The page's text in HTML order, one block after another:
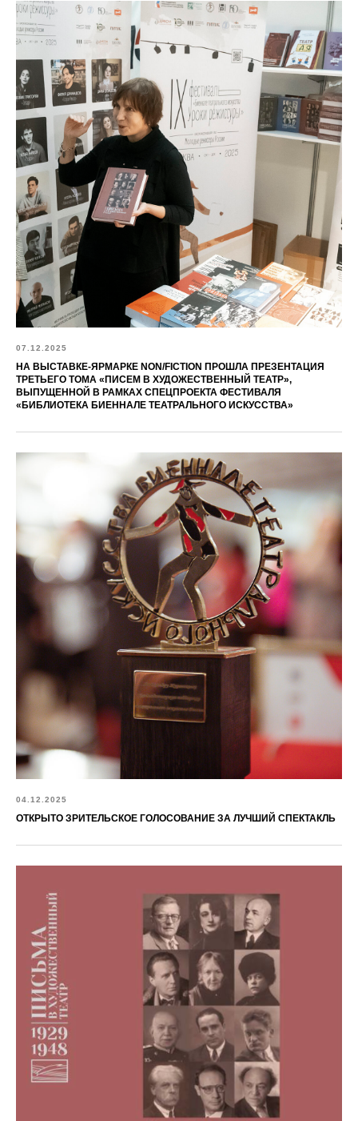
07.12.2025
НА ВЫСТАВКЕ-ЯРМАРКЕ NON/FICTION ПРОШЛА ПРЕЗЕНТАЦИЯ
ТРЕТЬЕГО ТОМА «ПИСЕМ В ХУДОЖЕСТВЕННЫЙ ТЕАТР»,
ВЫПУЩЕННОЙ В РАМКАХ СПЕЦПРОЕКТА ФЕСТИВАЛЯ
«БИБЛИОТЕКА БИЕННАЛЕ ТЕАТРАЛЬНОГО ИСКУССТВА»
04.12.2025
ОТКРЫТО ЗРИТЕЛЬСКОЕ ГОЛОСОВАНИЕ ЗА ЛУЧШИЙ СПЕКТАКЛЬ